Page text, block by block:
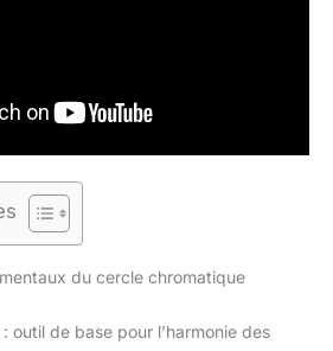
du cercle chromatique
outil de base pour l’harmonie des